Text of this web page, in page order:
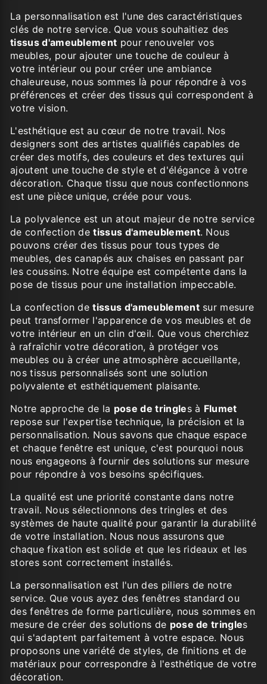
La personnalisation est l'une des caractéristiques
clés de notre service. Que vous souhaitiez des
tissus d'ameublement pour renouveler vos
meubles, pour ajouter une touche de couleur à
votre intérieur ou pour créer une ambiance
chaleureuse, nous sommes là pour répondre à vos
préférences et créer des tissus qui correspondent à
votre vision.
L'esthétique est au cœur de notre travail. Nos
designers sont des artistes qualifiés capables de
créer des motifs, des couleurs et des textures qui
ajoutent une touche de style et d'élégance à votre
décoration. Chaque tissu que nous confectionnons
est une pièce unique, créée pour vous.
La polyvalence est un atout majeur de notre service
de confection detissus d'ameublement. Nous
pouvons créer des tissus pour tous types de
meubles, des canapés aux chaises en passant par
les coussins. Notre équipe est compétente dans la
pose de tissus pour une installation impeccable.
La confection detissus d'ameublementsur mesure
peut transformer l'apparence de vos meubles et de
votre intérieur en un clin d'œil. Que vous cherchiez
à rafraîchir votre décoration, à protéger vos
meubles ou à créer une atmosphère accueillante,
nos tissus personnalisés sont une solution
polyvalente et esthétiquement plaisante.
Notre approche de la pose de tringles à Flumet
repose sur l'expertise technique, la précision et la
personnalisation. Nous savons que chaque espace
et chaque fenêtre est unique, c'est pourquoi nous
nous engageons à fournir des solutions sur mesure
pour répondre à vos besoins spécifiques.
La qualité est une priorité constante dans notre
travail. Nous sélectionnons des tringles et des
systèmes de haute qualité pour garantir la durabilité
de votre installation. Nous nous assurons que
chaque fixation est solide et que les rideaux et les
stores sont correctement installés.
La personnalisation est l'un des piliers de notre
service. Que vous ayez des fenêtres standard ou
des fenêtres de forme particulière, nous sommes en
mesure de créer des solutions de pose de tringles
qui s'adaptent parfaitement à votre espace. Nous
proposons une variété de styles, de finitions et de
matériaux pour correspondre à l'esthétique de votre
décoration.